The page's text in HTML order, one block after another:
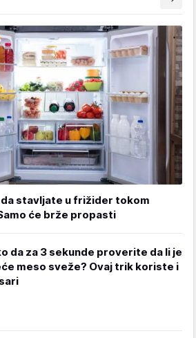
stavljate u frižider tokom
će brže propasti
da za 3 sekunde proverite da li je
meso sveže? Ovaj trik koriste i